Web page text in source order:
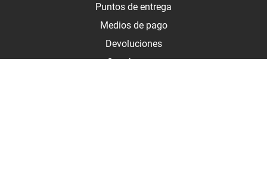
Puntos de entrega
Medios de pago
Devoluciones
Contáctanos